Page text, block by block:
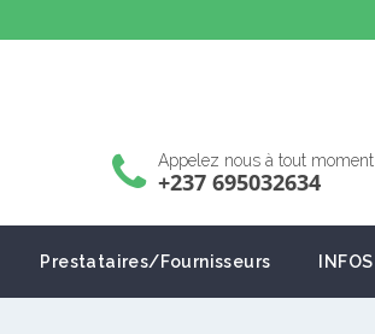
Appelez nous à tout moment
+237 695032634
Prestataires/Fournisseurs INFOS